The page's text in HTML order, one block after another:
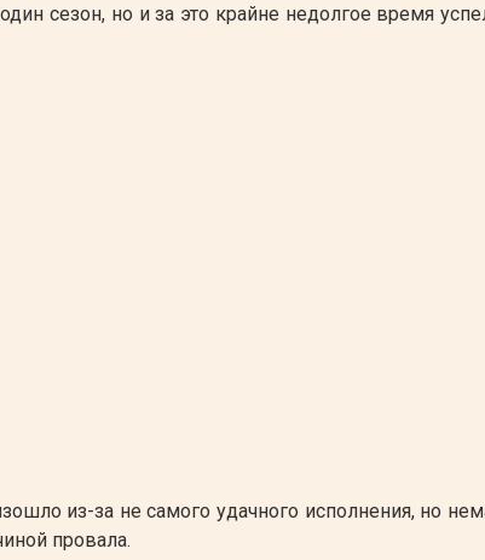
сезон, но и за это крайне недолгое время
из-за не самого удачного исполнения, но
провала.